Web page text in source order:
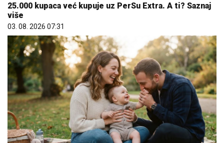
25.000 kupaca već kupuje uz PerSu Extra. A ti? Saznaj
više
03. 08. 2026 07:31